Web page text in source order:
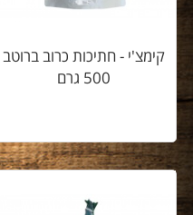
קימצ'י - חתיכות כרוב ברוטב
500 גרם